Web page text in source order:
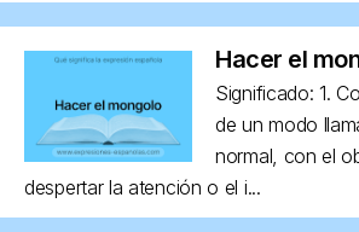
Hacer el
Significado: 1.
de un modo
normal, con el
despertar la atención o el i...